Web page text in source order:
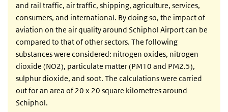
and rail traffic, air traffic, shipping, agriculture, services,
consumers, and international. By doing so, the impact of
aviation on the air quality around Schiphol Airport can be
compared to that of other sectors. The following
substances were considered: nitrogen oxides, nitrogen
dioxide (NO2), particulate matter (PM10 and PM2.5),
sulphur dioxide, and soot. The calculations were carried
out for an area of 20 x 20 square kilometres around
Schiphol.